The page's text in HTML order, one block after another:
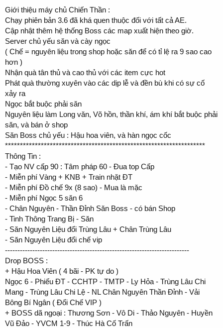
Giới thiệu máy chủ Chiến Thần :
Chạy phiên bản 3.6 đã khá quen thuộc đối với tất cả AE.
Cập nhật thêm hệ thống Boss các map xuất hiện theo giờ.
Server chủ yếu săn và cày ngọc
( Chế = nguyên liệu trong shop hoặc săn để có tỉ lệ ra 9 sao cao
hơn )
Nhận quà tân thủ và cao thủ với các item cực hot
Phát quà thường xuyên vào các dịp lễ và đền bù khi có sự cố
xảy ra
Ngọc bắt buộc phải săn
Nguyên liệu làm Long văn, Võ hồn, thần khí, ám khí bắt buộc phải
săn, và bán ở shop
Săn Boss chủ yếu : Hậu hoa viên, và hàn ngọc cốc
*******************************************************************
Thông Tin :
- Tạo NV cấp 90 : Tâm pháp 60 - Đua top Cấp
- Miễn phí Vàng + KNB + Train nhặt ĐT
- Miễn phí Đồ chế 9x (8 sao) - Mua là mặc
- Miễn phí Ngọc 5 săn 6
- Chân Nguyên - Thần Đỉnh Săn Boss - có bán Shop
- Tinh Thông Trang Bị - Săn
- Săn Nguyên Liệu đổi Trùng Lâu + Chân Trùng Lâu
- Săn Nguyên Liệu đổi chế vip
--------------------------------------------------------------------------
Drop BOSS :
+ Hậu Hoa Viên ( 4 bãi - PK tự do )
Ngọc 6 - Phiếu ĐT - CCHTP - TMTP - Ly Hỏa - Trùng Lâu Chi
Mang - Trùng Lâu Chi Lệ - NL Chân Nguyên Thần Đỉnh - Vải
Bông Bí Ngân ( Đổi Chế VIP )
+ BOSS dã ngoại : Thương Sơn - Vô Di - Thảo Nguyên - Huyền
Vũ Đảo - YVCM 1-9 - Thúc Hà Cố Trấn